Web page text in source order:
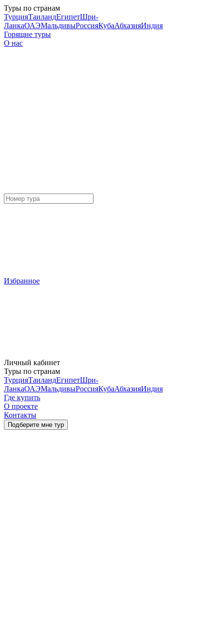
Туры по странам
ТурцияТаиландЕгипетШри-
ЛанкаОАЭМальдивыРоссияКубаАбхазияИндия
Горящие туры
О нас
Избранное
Личный кабинет
Туры по странам
ТурцияТаиландЕгипетШри-
ЛанкаОАЭМальдивыРоссияКубаАбхазияИндия
Где купить
О проекте
Контакты
Подберите мне тур